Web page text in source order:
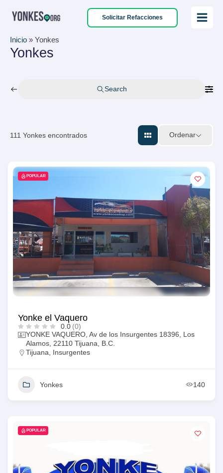
Solicitar Refacciones
Main
Inicio » Yonkes
Yonkes
Search
111 Yonkes encontrados Ordenar
POPULAR
Yonke el Vaquero
0.0 (0)
YONKE VAQUERO, Av de los Insurgentes 18396, Los
Alamos, 22110 Tijuana, B.C.
Tijuana
Insurgentes
Yonkes 140
POPULAR